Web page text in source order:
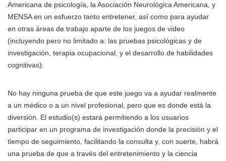
Americana de psicología, la Asociación Neurológica Americana, y
MENSA en un esfuerzo tanto entretener, así como para ayudar
en otras áreas de trabajo aparte de los juegos de video
(incluyendo pero no limitado a: las pruebas psicológicas y de
investigación, terapia ocupacional, y el desarrollo de habilidades
cognitivas).
No hay ninguna prueba de que este juego va a ayudar realmente
a un médico o a un nivel profesional, pero que es donde está la
diversión. El estudio(s) estará permitiendo a los usuarios
participar en un programa de investigación donde la precisión y el
tiempo de seguimiento, facilitando la consulta y, con suerte, habrá
una prueba de que a través del entretenimiento y la ciencia